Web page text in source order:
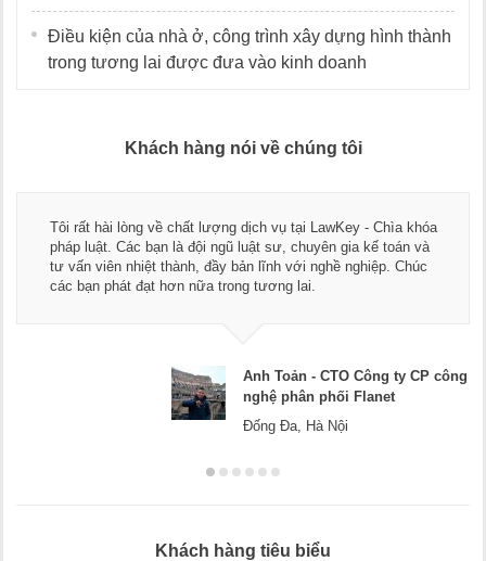
Điều kiện của nhà ở, công trình xây dựng hình thành
trong tương lai được đưa vào kinh doanh
Khách hàng nói về chúng tôi
Tôi rất hài lòng về chất lượng dịch vụ tại LawKey - Chìa khóa
pháp luật. Các bạn là đội ngũ luật sư, chuyên gia kế toán và
tư vấn viên nhiệt thành, đầy bản lĩnh với nghề nghiệp. Chúc
các bạn phát đạt hơn nữa trong tương lai.
Anh Toản - CTO Công ty CP công
nghệ phân phối Flanet
Đống Đa, Hà Nội
Khách hàng tiêu biểu